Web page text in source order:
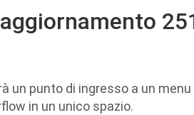
un punto di ingresso a un
in un unico spazio.